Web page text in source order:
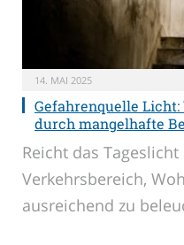
14. MAI 2025
Gefahrenquelle
durch mangelhafte
Reicht das
Verkehrsbereich,
ausreichend zu